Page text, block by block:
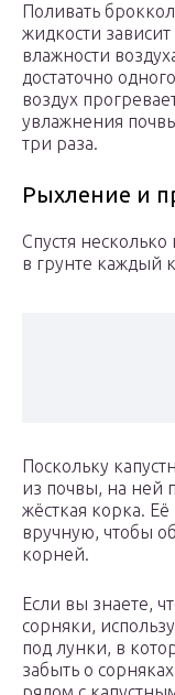
Поливать
жидкости
влажности
достаточно
воздух
увлажнения
три раза.
Рыхление и
Спустя
в грунте каждый
Поскольку
из почвы, на ней
жёсткая корка.
вручную, чтобы
корней.
Если вы знаете,
сорняки,
под лунки, в
забыть о